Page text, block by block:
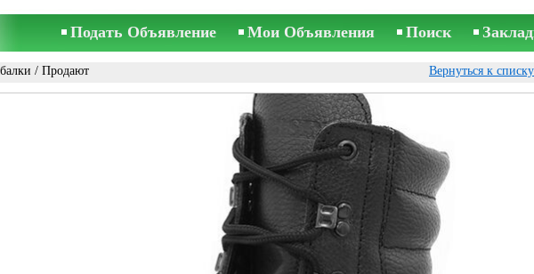
Подать Объявление Мои Объявления Поиск
/ Продают Вернуться к